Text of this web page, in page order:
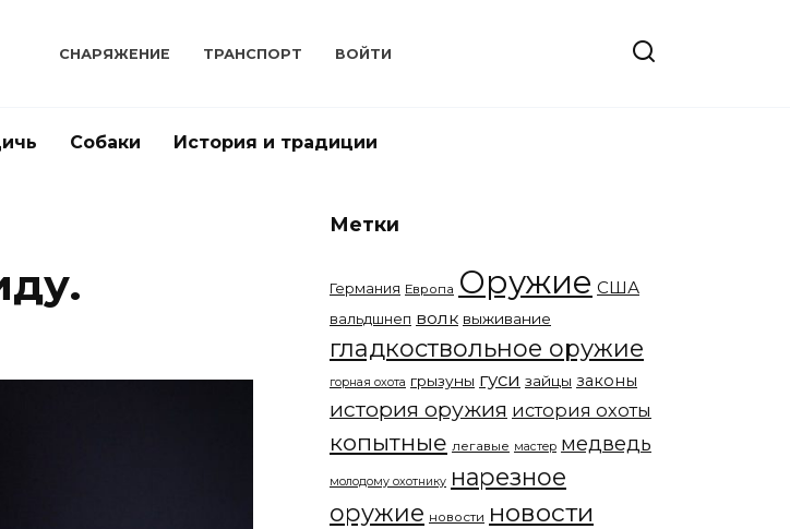
СНАРЯЖЕНИЕ ТРАНСПОРТ ВОЙТИ
Собаки История и традиции
Метки
Германия Европа Оружие США
вальдшнеп волк выживание
гладкоствольное оружие
горная охота грызуны гуси зайцы законы
история оружия история охоты
копытные легавые мастер медведь
молодому охотнику нарезное
оружие новости новости